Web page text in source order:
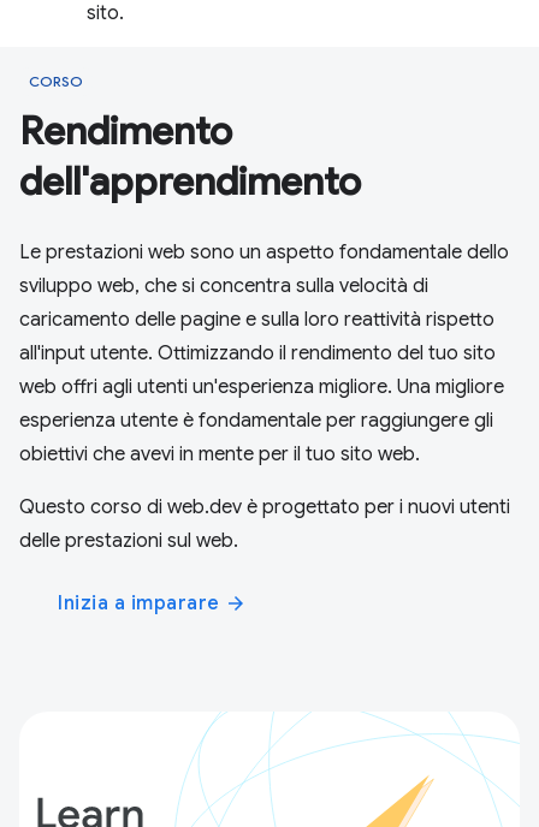
sito.
CORSO
Rendimento
dell'apprendimento
Le prestazioni web sono un aspetto fondamentale dello
sviluppo web, che si concentra sulla velocità di
caricamento delle pagine e sulla loro reattività rispetto
all'input utente. Ottimizzando il rendimento del tuo sito
web offri agli utenti un'esperienza migliore. Una migliore
esperienza utente è fondamentale per raggiungere gli
obiettivi che avevi in mente per il tuo sito web.
Questo corso di web.dev è progettato per i nuovi utenti
delle prestazioni sul web.
Inizia a imparare arrow_forward